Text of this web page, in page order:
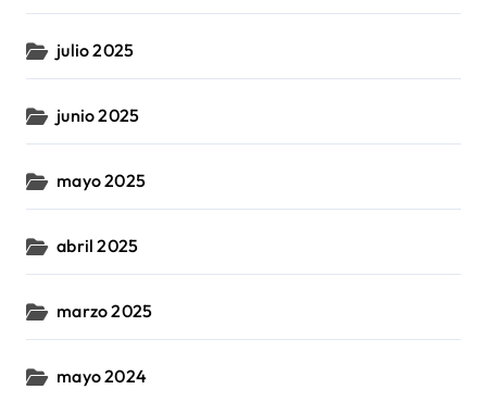
julio 2025
junio 2025
mayo 2025
abril 2025
marzo 2025
mayo 2024